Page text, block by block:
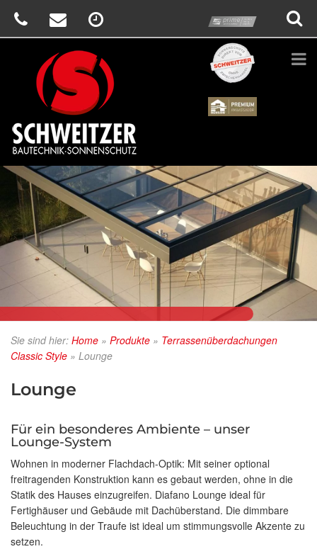
Sie sind hier: Home » Produkte » Terrassenüberdachungen
Classic Style » Lounge
Lounge
Für ein besonderes Ambiente – unser
Lounge-System
Wohnen in moderner Flachdach-Optik: Mit seiner optional
freitragenden Konstruktion kann es gebaut werden, ohne in die
Statik des Hauses einzugreifen. Diafano Lounge ideal für
Fertighäuser und Gebäude mit Dachüberstand. Die dimmbare
Beleuchtung in der Traufe ist ideal um stimmungsvolle Akzente zu
setzen.
Schweitzer